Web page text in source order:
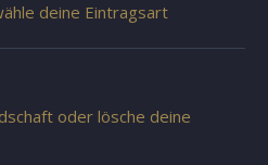
deine Eintragsart
oder lösche deine